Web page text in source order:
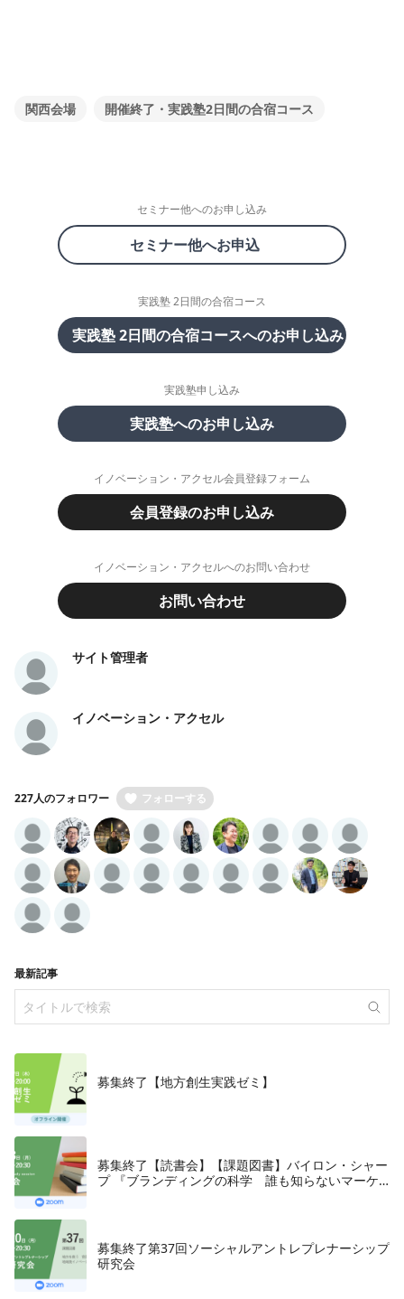
関西会場 開催終了・実践塾2日間の合宿コース
セミナー他へのお申し込み
セミナー他へお申込
実践塾 2日間の合宿コース
実践塾 2日間の合宿コースへのお申し込み
実践塾申し込み
実践塾へのお申し込み
イノベーション・アクセル会員登録フォーム
会員登録のお申し込み
イノベーション・アクセルへのお問い合わせ
お問い合わせ
サイト管理者
イノベーション・アクセル
227人のフォロワー フォローする
最新記事
募集終了【地方創生実践ゼミ】
募集終了【読書会】【課題図書】バイロン・シャー
プ 『ブランディングの科学 誰も知らないマーケ
募集終了第37回ソーシャルアントレプレナーシップ
研究会